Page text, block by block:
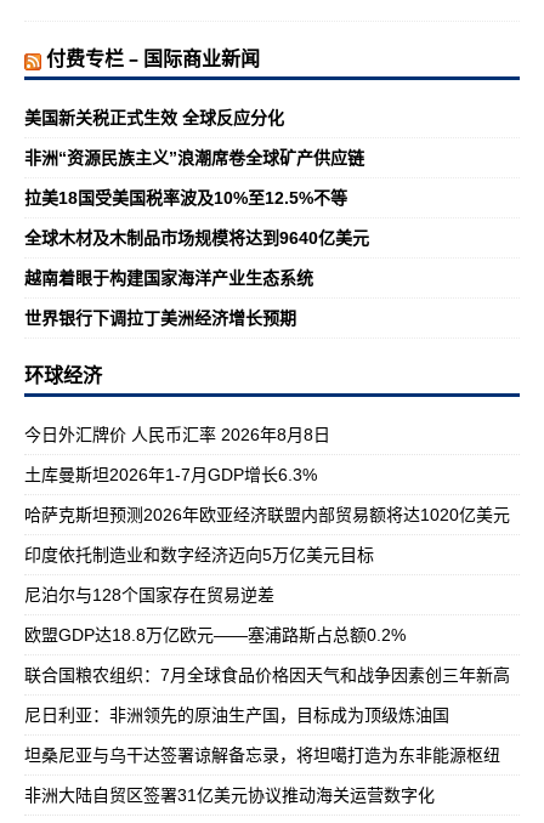
付费专栏 – 国际商业新闻
美国新关税正式生效 全球反应分化
非洲“资源民族主义”浪潮席卷全球矿产供应链
拉美18国受美国税率波及10%至12.5%不等
全球木材及木制品市场规模将达到9640亿美元
越南着眼于构建国家海洋产业生态系统
世界银行下调拉丁美洲经济增长预期
环球经济
今日外汇牌价 人民币汇率 2026年8月8日
土库曼斯坦2026年1-7月GDP增长6.3%
哈萨克斯坦预测2026年欧亚经济联盟内部贸易额将达1020亿美元
印度依托制造业和数字经济迈向5万亿美元目标
尼泊尔与128个国家存在贸易逆差
欧盟GDP达18.8万亿欧元——塞浦路斯占总额0.2%
联合国粮农组织：7月全球食品价格因天气和战争因素创三年新高
尼日利亚：非洲领先的原油生产国，目标成为顶级炼油国
坦桑尼亚与乌干达签署谅解备忘录，将坦噶打造为东非能源枢纽
非洲大陆自贸区签署31亿美元协议推动海关运营数字化